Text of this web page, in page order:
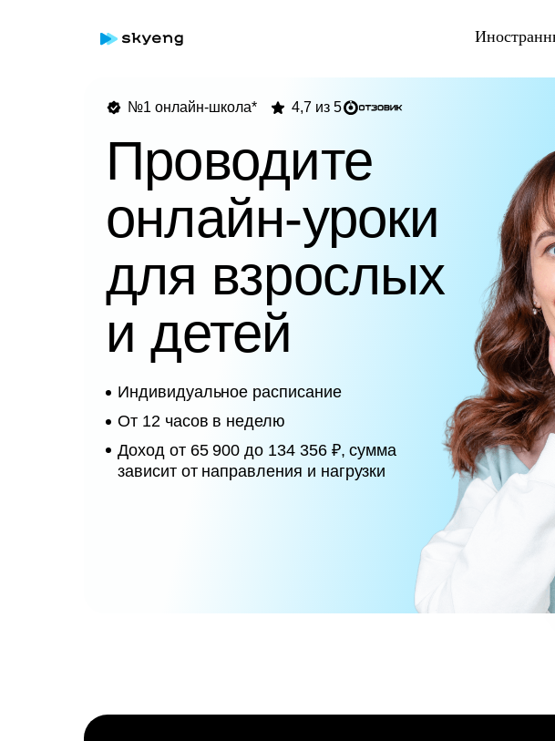
№1 онлайн-школа*
Индивидуальное расписание
От 12 часов в неделю
Доход от 65 900 до 134 356 ₽, сумма
зависит от направления и нагрузки
4,7 из 5
Проводите
онлайн-уроки
для взрослых
и детей